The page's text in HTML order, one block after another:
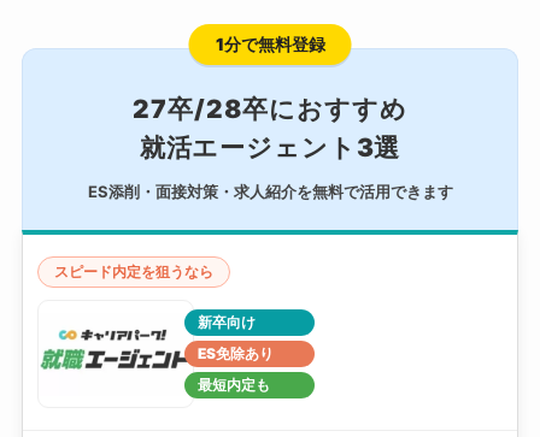
1分で無料登録
27卒/28卒におすすめ
就活エージェント3選
ES添削・面接対策・求人紹介を無料で活用できます
スピード内定を狙うなら
新卒向け
ES免除あり
最短内定も